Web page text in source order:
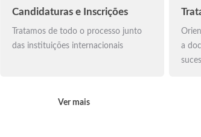
Candidaturas e Inscrições
Tratamos de todo o processo junto
das instituições internacionais
a
Ver mais